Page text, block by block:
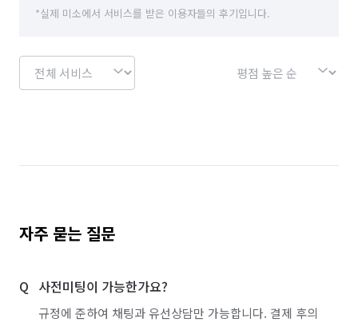
*실제 미소에서 서비스를 받은 이용자들의 후기입니다.
자주 묻는 질문
사전미팅이 가능한가요?
규정에 준하여 채팅과 유선상담만 가능합니다. 결제 후의